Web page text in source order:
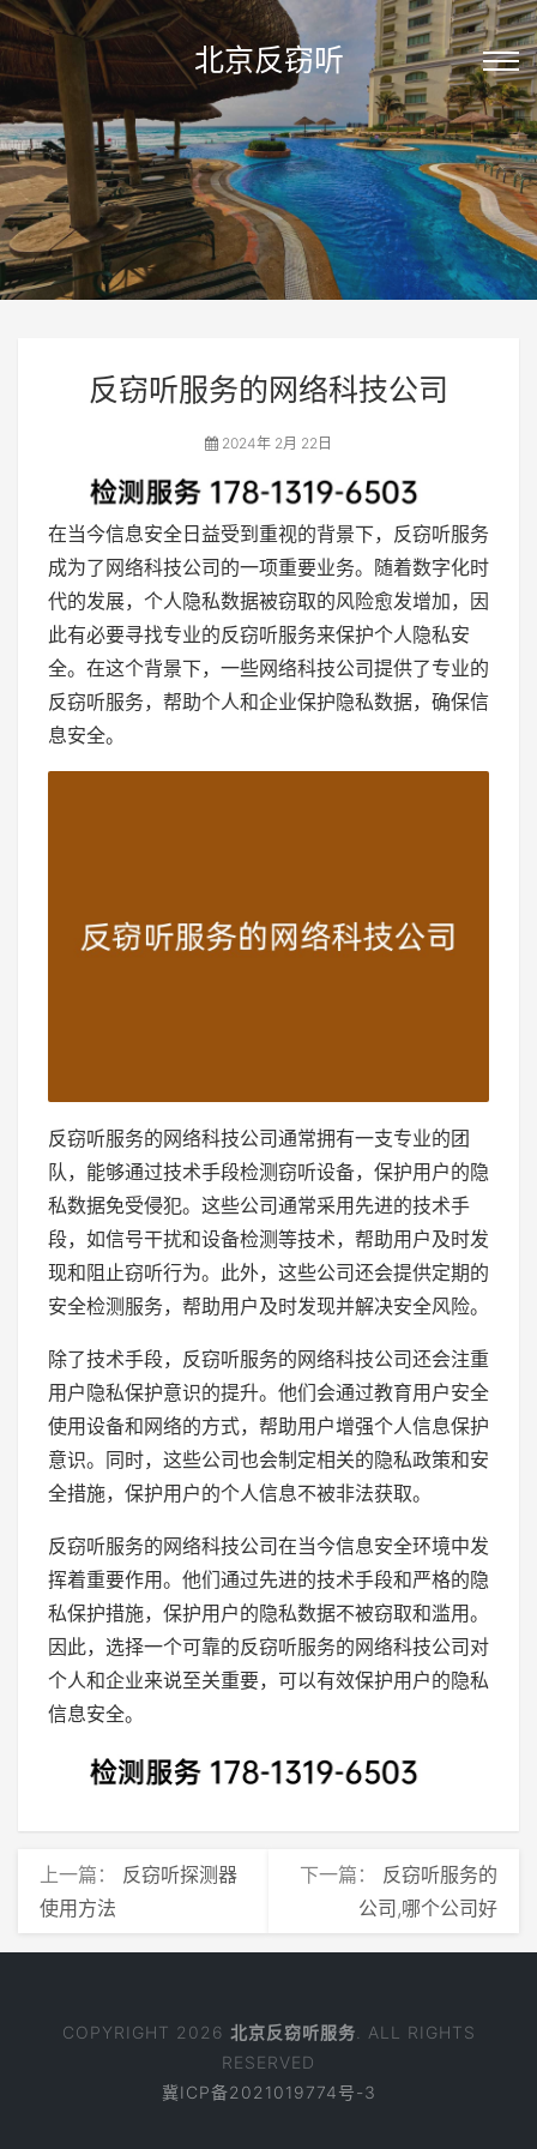
北京反窃听
反窃听服务的网络科技公司
2024年 2月 22日
在当今信息安全日益受到重视的背景下，反窃听服务
成为了网络科技公司的一项重要业务。随着数字化时
代的发展，个人隐私数据被窃取的风险愈发增加，因
此有必要寻找专业的反窃听服务来保护个人隐私安
全。在这个背景下，一些网络科技公司提供了专业的
反窃听服务，帮助个人和企业保护隐私数据，确保信
息安全。
反窃听服务的网络科技公司通常拥有一支专业的团
队，能够通过技术手段检测窃听设备，保护用户的隐
私数据免受侵犯。这些公司通常采用先进的技术手
段，如信号干扰和设备检测等技术，帮助用户及时发
现和阻止窃听行为。此外，这些公司还会提供定期的
安全检测服务，帮助用户及时发现并解决安全风险。
除了技术手段，反窃听服务的网络科技公司还会注重
用户隐私保护意识的提升。他们会通过教育用户安全
使用设备和网络的方式，帮助用户增强个人信息保护
意识。同时，这些公司也会制定相关的隐私政策和安
全措施，保护用户的个人信息不被非法获取。
反窃听服务的网络科技公司在当今信息安全环境中发
挥着重要作用。他们通过先进的技术手段和严格的隐
私保护措施，保护用户的隐私数据不被窃取和滥用。
因此，选择一个可靠的反窃听服务的网络科技公司对
个人和企业来说至关重要，可以有效保护用户的隐私
信息安全。
上一篇： 反窃听探测器
使用方法
下一篇： 反窃听服务的
公司,哪个公司好
COPYRIGHT 2026 北京反窃听服务 . ALL RIGHTS
RESERVED
冀ICP备2021019774号-3